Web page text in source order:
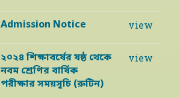
Admission Notice view
২০২৪ শিক্ষাবর্ষের ষষ্ঠ থেকে
নবম শ্রেণির বার্ষিক
পরীক্ষার সময়সূচি (রুটিন)
view